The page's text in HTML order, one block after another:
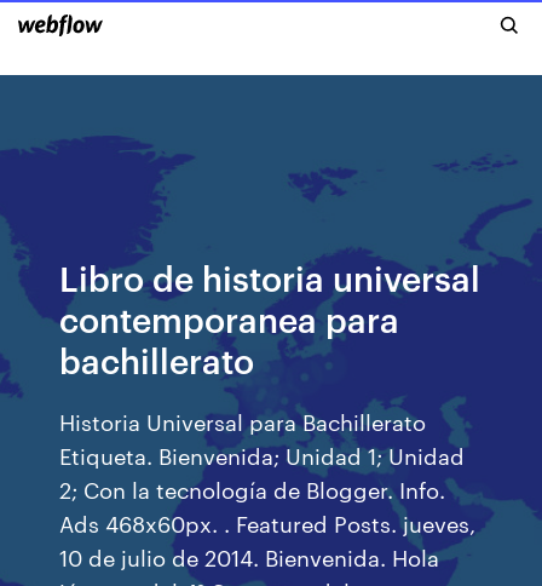
Libro de historia universal
contemporanea para
bachillerato
Historia Universal para Bachillerato
Etiqueta. Bienvenida; Unidad 1; Unidad
2; Con la tecnología de Blogger. Info.
Ads 468x60px. . Featured Posts. jueves,
10 de julio de 2014. Bienvenida. Hola